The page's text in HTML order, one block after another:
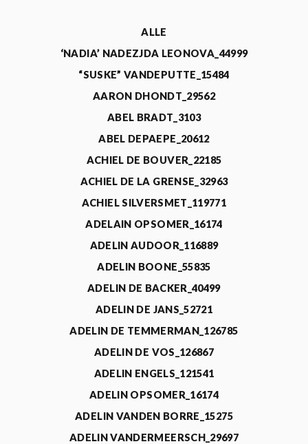
ALLE
‘NADIA’ NADEZJDA LEONOVA_44999
“SUSKE” VANDEPUTTE_15484
AARON DHONDT_29562
ABEL BRADT_3103
ABEL DEPAEPE_20612
ACHIEL DE BOUVER_22185
ACHIEL DE LA GRENSE_32963
ACHIEL SILVERSMET_119771
ADELAIN OPSOMER_16174
ADELIN AUDOOR_116889
ADELIN BOONE_55835
ADELIN DE BACKER_40499
ADELIN DE JANS_52721
ADELIN DE TEMMERMAN_126785
ADELIN DE VOS_126867
ADELIN ENGELS_121541
ADELIN OPSOMER_16174
ADELIN VANDEN BORRE_15275
ADELIN VANDERMEERSCH_29697